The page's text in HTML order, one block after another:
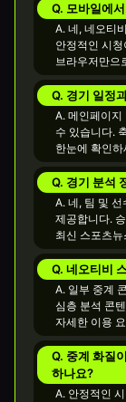
Q. 모바일에
A. 네, 네오티
안정적인 시
브라우저만으
Q. 경기 일정
A. 메인페이지
수 있습니다.
한눈에 확인하
Q. 경기 분석
A. 네, 팀 및
제공합니다.
최신 스포츠
Q. 네오티비
A. 일부 중계
심층 분석 콘
자세한 이용
Q. 중계 화질
하나요?
A. 안정적인